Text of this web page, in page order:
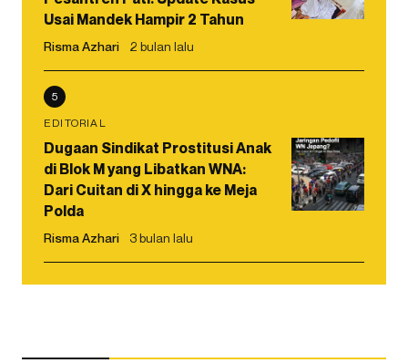
Usai Mandek Hampir 2 Tahun
Risma Azhari 2 bulan lalu
5
EDITORIAL
Dugaan Sindikat Prostitusi Anak
di Blok M yang Libatkan WNA:
Dari Cuitan di X hingga ke Meja
Polda
Risma Azhari 3 bulan lalu